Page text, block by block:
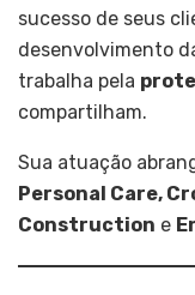
sucesso de seus
desenvolvimento
trabalha pela
compartilham.
Sua atuação
Personal Care,
Construction e